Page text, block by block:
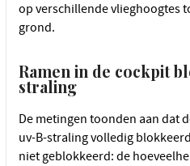
op verschillende vlieghoogtes
grond.
Ramen in de cockpit blokkeren geen uv-A-
straling
De metingen toonden aan dat de ramen van de cockpit de
uv-B-straling volledig
niet geblokkeerd: de